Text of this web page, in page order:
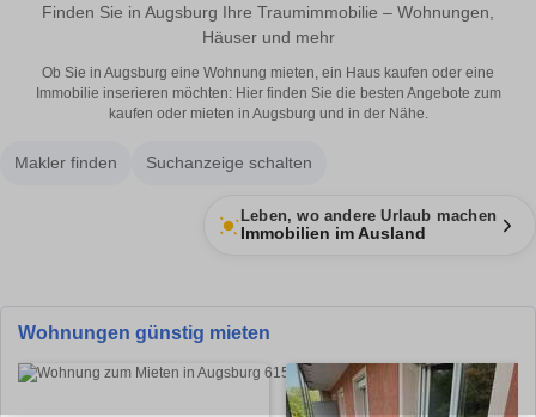
Finden Sie in Augsburg Ihre Traumimmobilie – Wohnungen,
Häuser und mehr
Ob Sie in Augsburg eine Wohnung mieten, ein Haus kaufen oder eine
Immobilie inserieren möchten: Hier finden Sie die besten Angebote zum
kaufen oder mieten in Augsburg und in der Nähe.
Makler finden Suchanzeige schalten
Leben, wo andere Urlaub machen
Immobilien im Ausland
Wohnungen günstig mieten